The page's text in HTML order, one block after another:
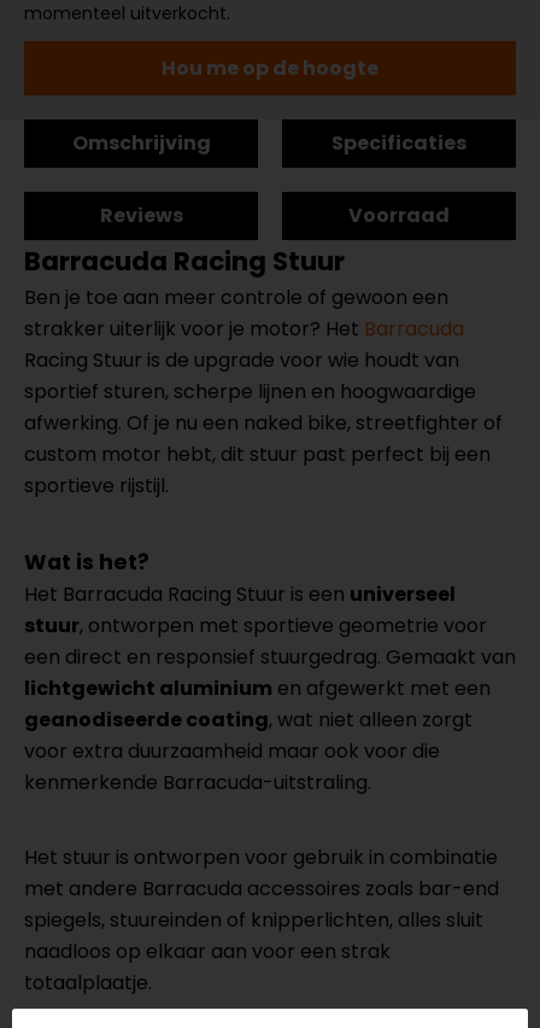
momenteel uitverkocht.
Hou me op de hoogte
Omschrijving Specificaties
Reviews Voorraad
Barracuda Racing Stuur
Ben je toe aan meer controle of gewoon een
strakker uiterlijk voor je motor? Het Barracuda
Racing Stuur is de upgrade voor wie houdt van
sportief sturen, scherpe lijnen en hoogwaardige
afwerking. Of je nu een naked bike, streetfighter of
custom motor hebt, dit stuur past perfect bij een
sportieve rijstijl.
Wat is het?
Het Barracuda Racing Stuur is een universeel
stuur, ontworpen met sportieve geometrie voor
een direct en responsief stuurgedrag. Gemaakt van
lichtgewicht aluminium en afgewerkt met een
geanodiseerde coating, wat niet alleen zorgt
voor extra duurzaamheid maar ook voor die
kenmerkende Barracuda-uitstraling.
Het stuur is ontworpen voor gebruik in combinatie
met andere Barracuda accessoires zoals bar-end
spiegels, stuureinden of knipperlichten, alles sluit
naadloos op elkaar aan voor een strak
totaalplaatje.